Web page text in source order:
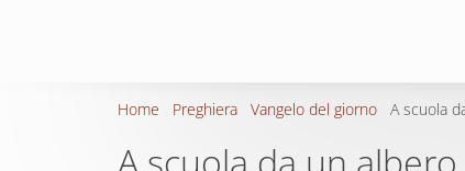
Home Preghiera Vangelo del giorno A scuola